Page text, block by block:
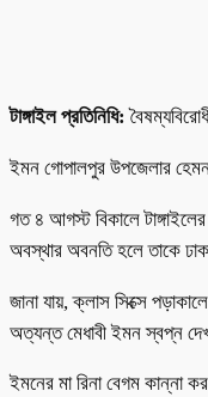
টাঙ্গাইল প্রতিনিধি:
ইমন গোপালপুর উপজেলার
গত ৪ আগস্ট বিকালে
অবস্থার অবনতি হলে তাকে
জানা যায়, ক্লাস সিক্সে
অত্যন্ত মেধাবী ইমন স্বপ্ন
ইমনের মা রিনা বেগম কান্না